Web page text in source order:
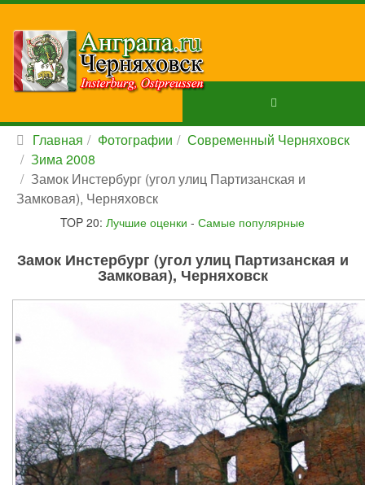
Главная Фотографии
Современный Черняховск
Зима 2008
Замок Инстербург (угол улиц Партизанская и
Замковая), Черняховск
TOP 20: Лучшие оценки - Самые популярные
Замок Инстербург (угол улиц Партизанская и
Замковая), Черняховск